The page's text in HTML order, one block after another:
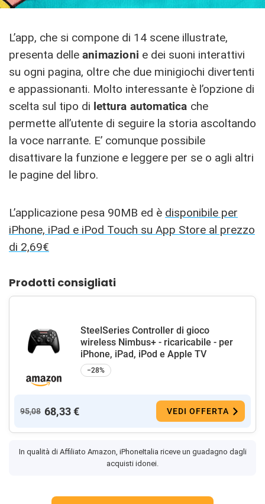
L’app, che si compone di 14 scene illustrate,
presenta delle animazioni e dei suoni interattivi
su ogni pagina, oltre che due minigiochi divertenti
e appassionanti. Molto interessante è l’opzione di
scelta sul tipo di lettura automatica che
permette all’utente di seguire la storia ascoltando
la voce narrante. E’ comunque possibile
disattivare la funzione e leggere per se o agli altri
le pagine del libro.
L’applicazione pesa 90MB ed è disponibile per
iPhone, iPad e iPod Touch su App Store al prezzo
di 2,69€
Prodotti consigliati
SteelSeries Controller di gioco
wireless Nimbus+ - ricaricabile - per
iPhone, iPad, iPod e Apple TV
−28%
95,08 68,33 € VEDI OFFERTA
In qualità di Affiliato Amazon, iPhoneItalia riceve un guadagno dagli
acquisti idonei.